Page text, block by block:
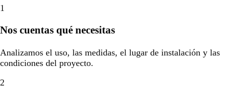
1
Nos cuentas qué necesitas
Analizamos el uso, las medidas, el lugar de instalación y las
condiciones del proyecto.
2